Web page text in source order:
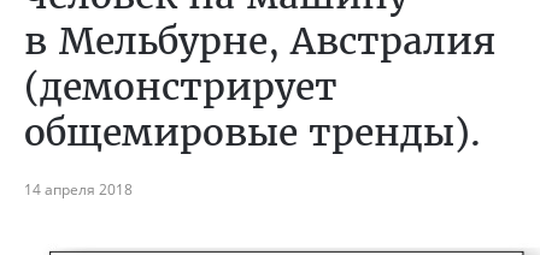
в Мельбурне, Австралия
(демонстрирует
общемировые тренды).
14 апреля 2018